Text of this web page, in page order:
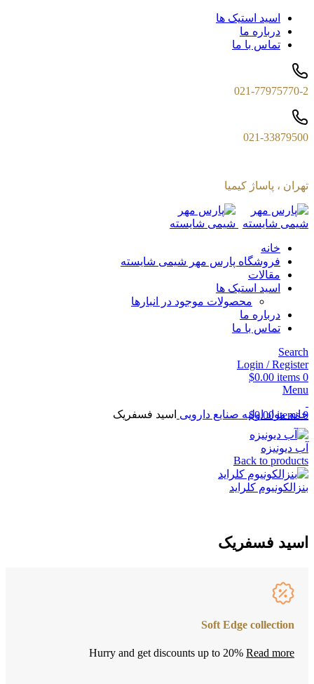
اسید استیک ها
درباره ما
تماس با ما
021-77975770-2
021-33879500
تهران ، پاساژ کیمیا
خانه
فروشگاه پارس مهر شیمی شایسته
مقالات
اسید استیک ها
محصولات موجود در انبارها
درباره ما
تماس با ما
Search
Login / Register
0
items
$0.00
Menu
0
items
$0.00 خانهمواد اولیه صنایع دارویی اسید فسفریک
آب دیونیزه
Back to products
بنزالکونیوم کلراید
اسید فسفریک
Soft Edge collection
Hurry and get discounts up to 20% Read more